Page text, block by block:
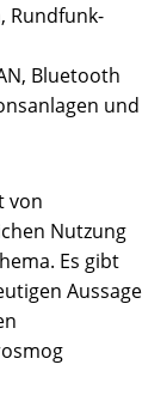
Rundfunk-
Bluetooth
und
von
Nutzung
Es gibt
Aussage